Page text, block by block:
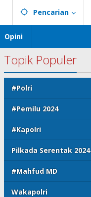
Pencarian
Opini
Topik Populer
#Polri
#Pemilu 2024
#Kapolri
Pilkada Serentak 2024
#Mahfud MD
Wakapolri